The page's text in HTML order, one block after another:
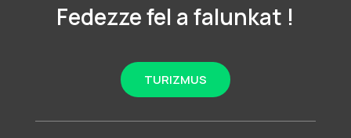
Fedezze fel a falunkat !
TURIZMUS